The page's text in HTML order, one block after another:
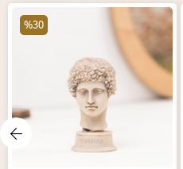
%30